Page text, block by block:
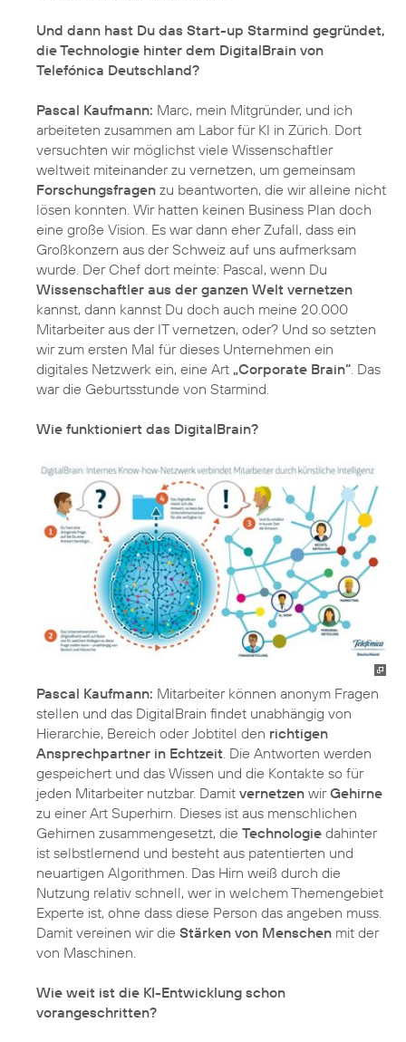
Und dann hast Du das Start-up Starmind gegründet,
die Technologie hinter dem DigitalBrain von
Telefónica Deutschland?
Pascal Kaufmann: Marc, mein Mitgründer, und ich
arbeiteten zusammen am Labor für KI in Zürich. Dort
versuchten wir möglichst viele Wissenschaftler
weltweit miteinander zu vernetzen, um gemeinsam
Forschungsfragen zu beantworten, die wir alleine nicht
lösen konnten. Wir hatten keinen Business Plan doch
eine große Vision. Es war dann eher Zufall, dass ein
Großkonzern aus der Schweiz auf uns aufmerksam
wurde. Der Chef dort meinte: Pascal, wenn Du
Wissenschaftler aus der ganzen Welt vernetzen
kannst, dann kannst Du doch auch meine 20.000
Mitarbeiter aus der IT vernetzen, oder? Und so setzten
wir zum ersten Mal für dieses Unternehmen ein
digitales Netzwerk ein, eine Art „Corporate Brain“ . Das
war die Geburtsstunde von Starmind.
Wie funktioniert das DigitalBrain?
Pascal Kaufmann: Mitarbeiter können anonym Fragen
stellen und das DigitalBrain findet unabhängig von
Hierarchie, Bereich oder Jobtitel den richtigen
Ansprechpartner in Echtzeit. Die Antworten werden
gespeichert und das Wissen und die Kontakte so für
jeden Mitarbeiter nutzbar. Damit vernetzen wirGehirne
zu einer Art Superhirn. Dieses ist aus menschlichen
Gehirnen zusammengesetzt, die Technologie dahinter
ist selbstlernend und besteht aus patentierten und
neuartigen Algorithmen. Das Hirn weiß durch die
Nutzung relativ schnell, wer in welchem Themengebiet
Experte ist, ohne dass diese Person das angeben muss.
Damit vereinen wir die Stärken von Menschen mit der
von Maschinen.
Wie weit ist die KI-Entwicklung schon
vorangeschritten?